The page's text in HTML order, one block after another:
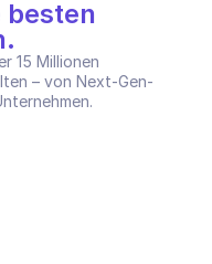
besten
15 Millionen
– von Next-Gen-